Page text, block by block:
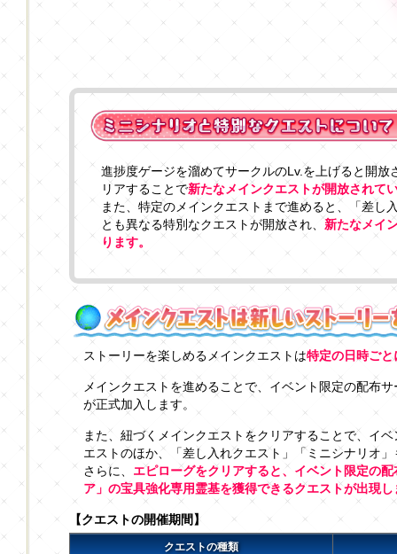
進捗度ゲージを溜めてサークルのLv.を上げると開放
リアすることで新たなメインクエストが開放されて
また、特定のメインクエストまで進めると、「差し
とも異なる特別なクエストが開放され、 新たなメイ
ります。
ストーリーを楽しめるメインクエストは特定の日時ご
メインクエストを進めることで、イベント限定の配布
が正式加入します。
また、紐づくメインクエストをクリアすることで、イ
エストのほか、「差し入れクエスト」「ミニシナリオ
さらに、 エピローグをクリアすると、イベント限定の
ア」の宝具強化専用霊基を獲得できるクエストが出現し
【クエストの開催期間】
クエストの種類